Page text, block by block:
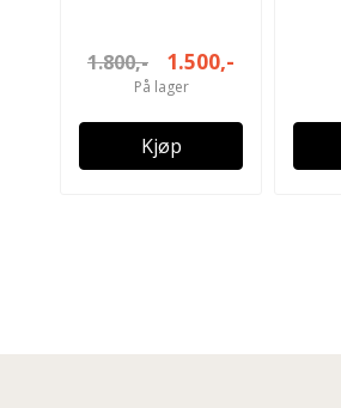
1.800,- 1.500,-
På lager
Kjøp